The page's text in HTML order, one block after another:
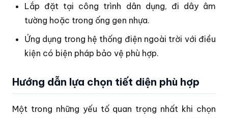
Lắp đặt tại công trình dân dụng, đi dây âm
tường hoặc trong ống gen nhựa.
Ứng dụng trong hệ thống điện ngoài trời với điều
kiện có biện pháp bảo vệ phù hợp.
Hướng dẫn lựa chọn tiết diện phù hợp
Một trong những yếu tố quan trọng nhất khi chọn